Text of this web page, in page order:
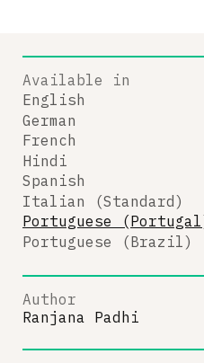
Available in
English
German
French
Hindi
Spanish
Italian (Standard)
Portuguese
Portuguese (Brazil)
Author
Ranjana Padhi